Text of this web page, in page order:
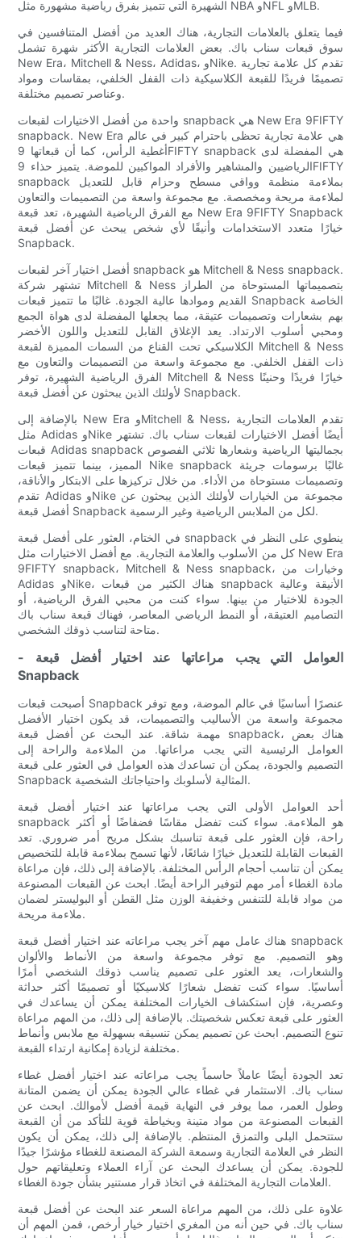
الشهيرة التي تتميز بفرق رياضية مشهورة مثل NBA وNFL وMLB.
فيما يتعلق بالعلامات التجارية، هناك العديد من أفضل المتنافسين في
سوق قبعات سناب باك. بعض العلامات التجارية الأكثر شهرة تشمل
New Era، Mitchell & Ness، Adidas، وNike. تقدم كل علامة تجارية
تصميمًا فريدًا للقبعة الكلاسيكية ذات القفل الخلفي، بمقاسات ومواد
وعناصر تصميم مختلفة.
واحدة من أفضل الاختيارات لقبعات snapback هي New Era 9FIFTY
snapback. New Era هي علامة تجارية تحظى باحترام كبير في عالم
أغطية الرأس، كما أن قبعاتها 9FIFTY snapback هي المفضلة لدى
الرياضيين والمشاهير والأفراد المواكبين للموضة. يتميز حذاء 9FIFTY
snapback بملاءمة منظمة وواقي مسطح وحزام قابل للتعديل
لملاءمة مريحة ومخصصة. مع مجموعة واسعة من التصميمات والتعاون
مع الفرق الرياضية الشهيرة، تعد قبعة New Era 9FIFTY Snapback
خيارًا متعدد الاستخدامات وأنيقًا لأي شخص يبحث عن أفضل قبعة
Snapback.
أفضل اختيار آخر لقبعات snapback هو Mitchell & Ness snapback.
تشتهر شركة Mitchell & Ness بتصميماتها المستوحاة من الطراز
القديم وموادها عالية الجودة. غالبًا ما تتميز قبعات Snapback الخاصة
بهم بشعارات وتصميمات عتيقة، مما يجعلها المفضلة لدى هواة الجمع
ومحبي أسلوب الارتداد. يعد الإغلاق القابل للتعديل واللون الأخضر
الكلاسيكي تحت القناع من السمات المميزة لقبعة Mitchell & Ness
ذات القفل الخلفي. مع مجموعة واسعة من التصميمات والتعاون مع
الفرق الرياضية الشهيرة، توفر Mitchell & Ness خيارًا فريدًا وحنينًا
لأولئك الذين يبحثون عن أفضل قبعة Snapback.
بالإضافة إلى New Era وMitchell & Ness، تقدم العلامات التجارية
مثل Adidas وNike أيضًا أفضل الاختيارات لقبعات سناب باك. تشتهر
قبعات Adidas snapback بجماليتها الرياضية وشعارها ثلاثي الفصوص
المميز، بينما تتميز قبعات Nike snapback غالبًا برسومات جريئة
وتصميمات مستوحاة من الأداء. من خلال تركيزها على الابتكار والأناقة،
تقدم Adidas وNike مجموعة من الخيارات لأولئك الذين يبحثون عن
أفضل قبعة Snapback لكل من الملابس الرياضية وغير الرسمية.
في الختام، العثور على أفضل قبعة snapback ينطوي على النظر في
كل من الأسلوب والعلامة التجارية. مع أفضل الاختيارات مثل New Era
9FIFTY snapback، Mitchell & Ness snapback، وخيارات من
Adidas وNike، هناك الكثير من قبعات snapback الأنيقة وعالية
الجودة للاختيار من بينها. سواء كنت من محبي الفرق الرياضية، أو
التصاميم العتيقة، أو النمط الرياضي المعاصر، فهناك قبعة سناب باك
متاحة لتناسب ذوقك الشخصي.
- العوامل التي يجب مراعاتها عند اختيار أفضل قبعة
Snapback
أصبحت قبعات Snapback عنصرًا أساسيًا في عالم الموضة، ومع توفر
مجموعة واسعة من الأساليب والتصميمات، قد يكون اختيار الأفضل
مهمة شاقة. عند البحث عن أفضل قبعة snapback، هناك بعض
العوامل الرئيسية التي يجب مراعاتها. من الملاءمة والراحة إلى
التصميم والجودة، يمكن أن تساعدك هذه العوامل في العثور على قبعة
Snapback المثالية لأسلوبك واحتياجاتك الشخصية.
أحد العوامل الأولى التي يجب مراعاتها عند اختيار أفضل قبعة
snapback هو الملاءمة. سواء كنت تفضل مقاسًا فضفاضًا أو أكثر
راحة، فإن العثور على قبعة تناسبك بشكل مريح أمر ضروري. تعد
القبعات القابلة للتعديل خيارًا شائعًا، لأنها تسمح بملاءمة قابلة للتخصيص
يمكن أن تناسب أحجام الرأس المختلفة. بالإضافة إلى ذلك، فإن مراعاة
مادة الغطاء أمر مهم لتوفير الراحة أيضًا. ابحث عن القبعات المصنوعة
من مواد قابلة للتنفس وخفيفة الوزن مثل القطن أو البوليستر لضمان
ملاءمة مريحة.
هناك عامل مهم آخر يجب مراعاته عند اختيار أفضل قبعة snapback
وهو التصميم. مع توفر مجموعة واسعة من الأنماط والألوان
والشعارات، يعد العثور على تصميم يناسب ذوقك الشخصي أمرًا
أساسيًا. سواء كنت تفضل شعارًا كلاسيكيًا أو تصميمًا أكثر حداثة
وعصرية، فإن استكشاف الخيارات المختلفة يمكن أن يساعدك في
العثور على قبعة تعكس شخصيتك. بالإضافة إلى ذلك، من المهم مراعاة
تنوع التصميم. ابحث عن تصميم يمكن تنسيقه بسهولة مع ملابس وأنماط
مختلفة لزيادة إمكانية ارتداء القبعة.
تعد الجودة أيضًا عاملاً حاسماً يجب مراعاته عند اختيار أفضل غطاء
سناب باك. الاستثمار في غطاء عالي الجودة يمكن أن يضمن المتانة
وطول العمر، مما يوفر في النهاية قيمة أفضل لأموالك. ابحث عن
القبعات المصنوعة من مواد متينة وبخياطة قوية للتأكد من أن القبعة
ستتحمل البلى والتمزق المنتظم. بالإضافة إلى ذلك، يمكن أن يكون
النظر في العلامة التجارية وسمعة الشركة المصنعة للغطاء مؤشرًا جيدًا
للجودة. يمكن أن يساعدك البحث عن آراء العملاء وتعليقاتهم حول
العلامات التجارية المختلفة في اتخاذ قرار مستنير بشأن جودة الغطاء.
علاوة على ذلك، من المهم مراعاة السعر عند البحث عن أفضل قبعة
سناب باك. في حين أنه من المغري اختيار خيار أرخص، فمن المهم أن